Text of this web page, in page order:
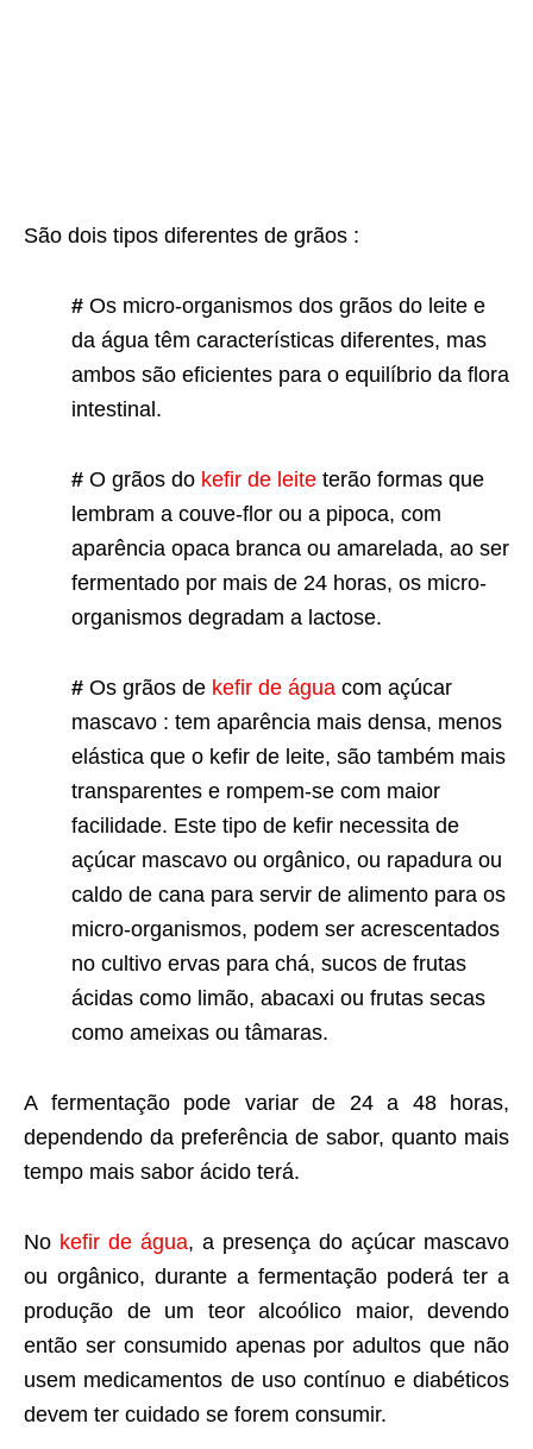
São dois tipos diferentes de grãos :
# Os micro-organismos dos grãos do leite e
da água têm características diferentes, mas
ambos são eficientes para o equilíbrio da flora
intestinal.
# O grãos do kefir de leite terão formas que
lembram a couve-flor ou a pipoca, com
aparência opaca branca ou amarelada, ao ser
fermentado por mais de 24 horas, os micro-
organismos degradam a lactose.
# Os grãos de kefir de água com açúcar
mascavo : tem aparência mais densa, menos
elástica que o kefir de leite, são também mais
transparentes e rompem-se com maior
facilidade. Este tipo de kefir necessita de
açúcar mascavo ou orgânico, ou rapadura ou
caldo de cana para servir de alimento para os
micro-organismos, podem ser acrescentados
no cultivo ervas para chá, sucos de frutas
ácidas como limão, abacaxi ou frutas secas
como ameixas ou tâmaras.
A fermentação pode variar de 24 a 48 horas,
dependendo da preferência de sabor, quanto mais
tempo mais sabor ácido terá.
No kefir de água, a presença do açúcar mascavo
ou orgânico, durante a fermentação poderá ter a
produção de um teor alcoólico maior, devendo
então ser consumido apenas por adultos que não
usem medicamentos de uso contínuo e diabéticos
devem ter cuidado se forem consumir.